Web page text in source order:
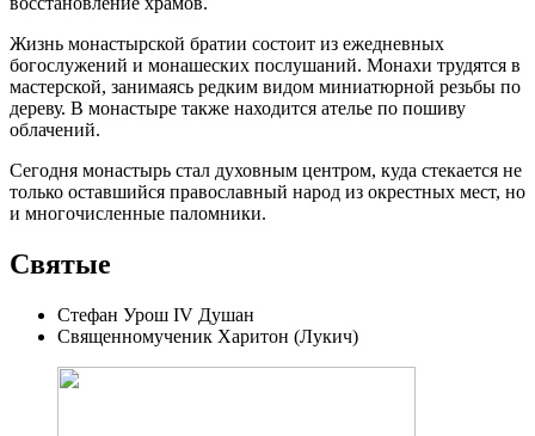
Жизнь монастырcкой братии состоит из ежедневных
богослужений и монашеских послушаний. Монахи трудятся в
мастерской, занимаясь редким видом миниатюрной резьбы по
дереву. В монастыре также находится ателье по пошиву
облачений.
Сегодня монастырь стал духовным центром, куда стекается не
только оставшийся православный народ из окрестных мест, но
и многочисленные паломники.
Святые
Стефан Урош IV Душан
Священномученик Харитон (Лукич)